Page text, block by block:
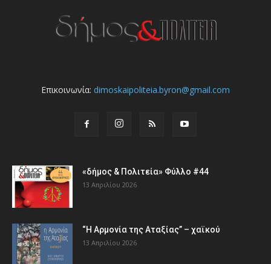
Επικοινωνία: dimoskaipoliteia.byron@gmail.com
«δήμος & Πολιτεία» Φύλλο #44
13 Απριλίου 2026
“Η Αρμονία της Αταξίας” – χαϊκού
13 Απριλίου 2026